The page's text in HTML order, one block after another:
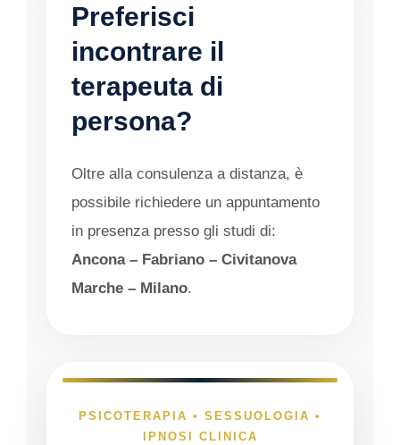
Preferisci
incontrare il
terapeuta di
persona?
Oltre alla consulenza a distanza, è
possibile richiedere un appuntamento
in presenza presso gli studi di:
Ancona – Fabriano – Civitanova
Marche – Milano.
PSICOTERAPIA • SESSUOLOGIA •
IPNOSI CLINICA